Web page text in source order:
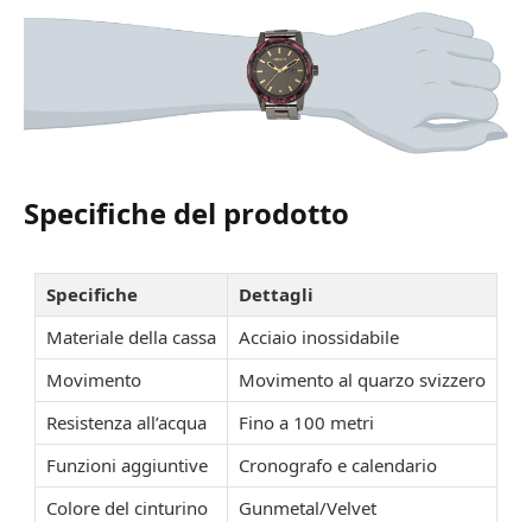
Specifiche del prodotto
Specifiche
Dettagli
Materiale della cassa
Acciaio inossidabile
Movimento
Movimento al quarzo svizzero
Resistenza all’acqua
Fino a 100 metri
Funzioni aggiuntive
Cronografo e calendario
Colore del cinturino
Gunmetal/Velvet